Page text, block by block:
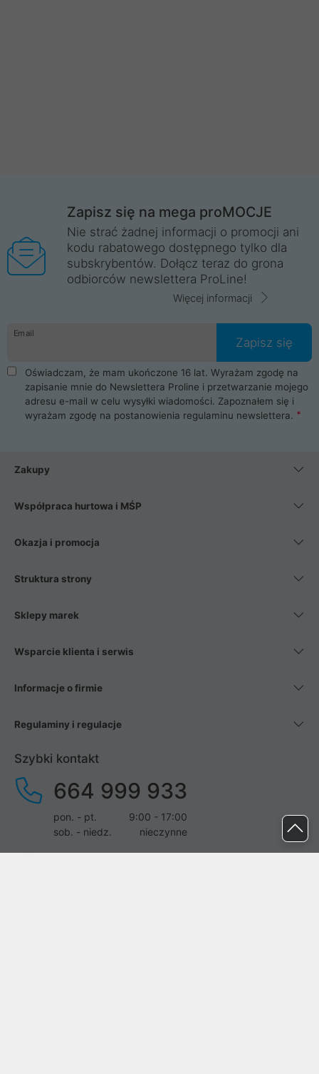
Zapisz się na mega proMOCJE
Nie strać żadnej informacji o promocji ani
kodu rabatowego dostępnego tylko dla
subskrybentów. Dołącz teraz do grona
odbiorców newslettera ProLine!
Więcej informacji
Email
Zapisz się
Oświadczam, że mam ukończone 16 lat. Wyrażam zgodę na
zapisanie mnie do Newslettera Proline i przetwarzanie mojego
adresu e-mail w celu wysyłki wiadomości. Zapoznałem się i
wyrażam zgodę na postanowienia regulaminu newslettera.
Zakupy
Współpraca hurtowa i MŚP
Okazja i promocja
Struktura strony
Sklepy marek
Wsparcie klienta i serwis
Informacje o firmie
Regulaminy i regulacje
Szybki kontakt
664 999 933
pon. - pt.
9:00 - 17:00
sob. - niedz.
nieczynne